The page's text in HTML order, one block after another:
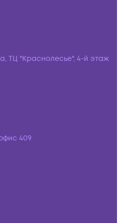
ТЦ "Краснолесье", 4-й этаж
409